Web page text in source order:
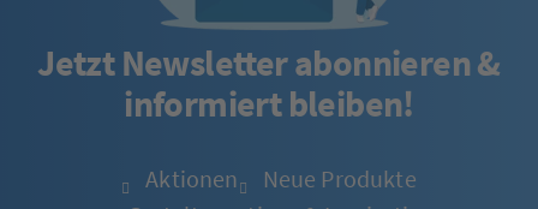
Jetzt Newsletter abonnieren &
informiert bleiben!
Aktionen
Neue Produkte